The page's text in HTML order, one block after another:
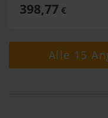
398,77 €
Alle 15